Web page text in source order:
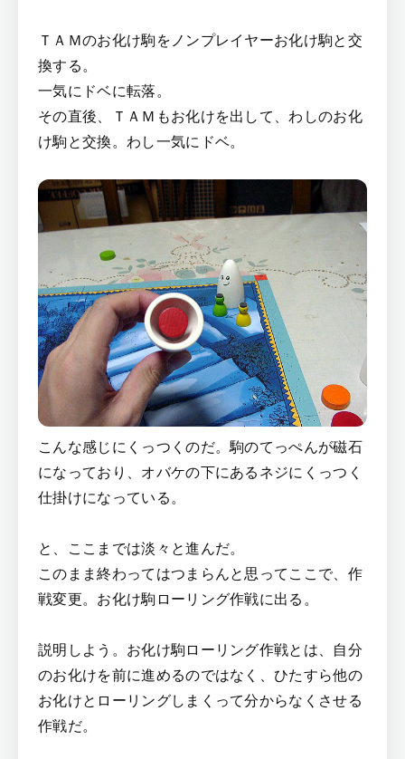
ＴＡＭのお化け駒をノンプレイヤーお化け駒と交
換する。
一気にドベに転落。
その直後、ＴＡＭもお化けを出して、わしのお化
け駒と交換。わし一気にドベ。
こんな感じにくっつくのだ。駒のてっぺんが磁石
になっており、オバケの下にあるネジにくっつく
仕掛けになっている。
と、ここまでは淡々と進んだ。
このまま終わってはつまらんと思ってここで、作
戦変更。お化け駒ローリング作戦に出る。
説明しよう。お化け駒ローリング作戦とは、自分
のお化けを前に進めるのではなく、ひたすら他の
お化けとローリングしまくって分からなくさせる
作戦だ。